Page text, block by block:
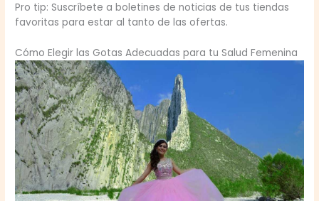
Pro tip: Suscríbete a boletines de noticias de tus tiendas
favoritas para estar al tanto de las ofertas.
Cómo Elegir las Gotas Adecuadas para tu Salud Femenina